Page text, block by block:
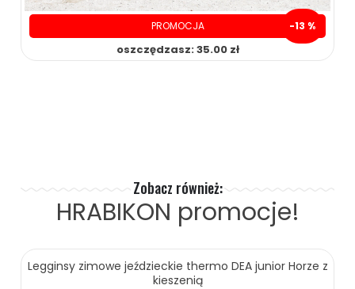
PROMOCJA -13 %
oszczędzasz: 35.00 zł
Zobacz również:
HRABIKON promocje!
Legginsy zimowe jeździeckie thermo DEA junior Horze z
kieszenią